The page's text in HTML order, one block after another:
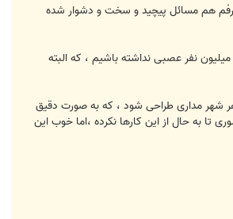
طرفم هم مسائل پیچید و سخت و دشوار شده
نفر عصبی نداشته باشیم ، که البته
هر شهر مداری طراحی شود ، که به صورت دقیق
تا به حال از این کارها نکرده ،اما خوب این